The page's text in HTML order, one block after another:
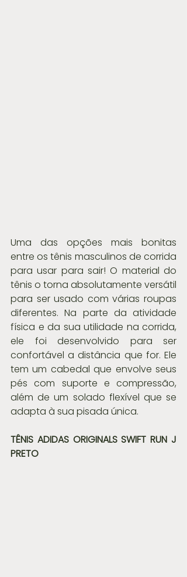
Uma das opções mais bonitas
entre os tênis masculinos de corrida
para usar para sair! O material do
tênis o torna absolutamente versátil
para ser usado com várias roupas
diferentes. Na parte da atividade
física e da sua utilidade na corrida,
ele foi desenvolvido para ser
confortável a distância que for. Ele
tem um cabedal que envolve seus
pés com suporte e compressão,
além de um solado flexível que se
adapta à sua pisada única.
TÊNIS ADIDAS ORIGINALS SWIFT RUN J
PRETO